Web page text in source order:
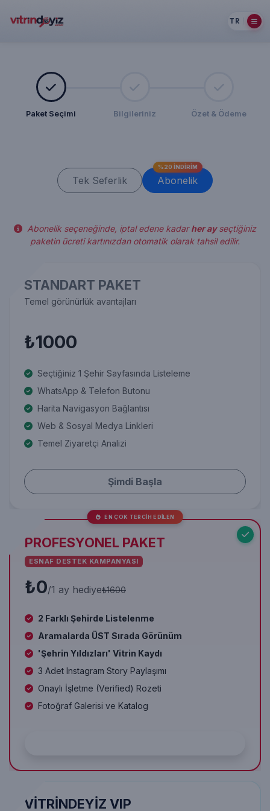
TR
Paket Seçimi Bilgileriniz Özet & Ödeme
Tek Seferlik
%20 İNDİRİM
Abonelik
Abonelik seçeneğinde, iptal edene kadarher ayseçtiğiniz
paketin ücreti kartınızdan otomatik olarak tahsil edilir.
STANDART PAKET
Temel görünürlük avantajları
₺1000
Seçtiğiniz 1 Şehir Sayfasında Listeleme
WhatsApp & Telefon Butonu
Harita Navigasyon Bağlantısı
Web & Sosyal Medya Linkleri
Temel Ziyaretçi Analizi
Şimdi Başla
EN ÇOK TERCİH EDİLEN
PROFESYONEL PAKET
ESNAF DESTEK KAMPANYASI
₺0/1 ay hediye₺1600
2 Farklı Şehirde Listelenme
Aramalarda ÜST Sırada Görünüm
'Şehrin Yıldızları' Vitrin Kaydı
3 Adet Instagram Story Paylaşımı
Onaylı İşletme (Verified) Rozeti
Fotoğraf Galerisi ve Katalog
VİTRİNDEYİZ VIP